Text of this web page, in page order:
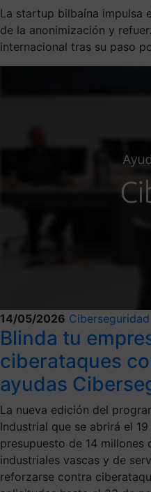
La startup bilbaína impulsa
de la anonimización y
internacional tras su paso
14/05/2026 Ciberseguridad
Blinda tu
ciberataques
ayudas
La nueva edición del
Industrial que se abrirá el
presupuesto de 14 millones
industriales vascas y de
reforzarse contra